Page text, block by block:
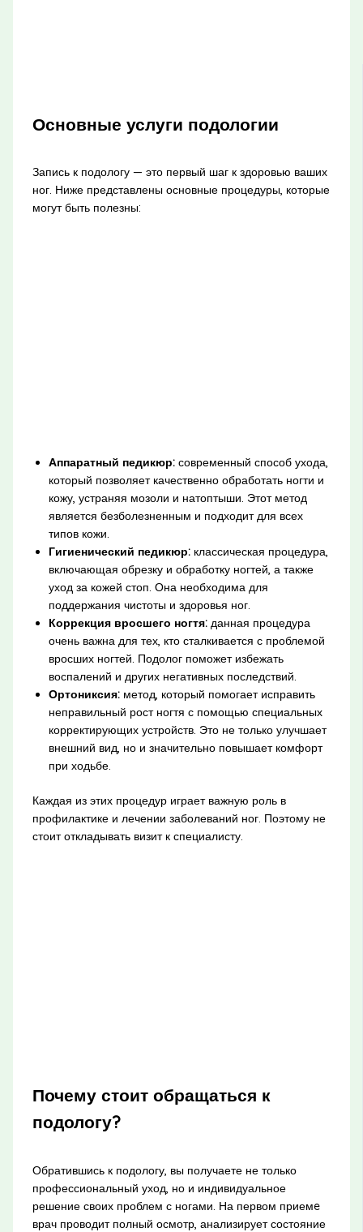
Основные услуги подологии
Запись к подологу — это первый шаг к здоровью ваших
ног. Ниже представлены основные процедуры, которые
могут быть полезны:
Аппаратный педикюр:современный способ ухода,
который позволяет качественно обработать ногти и
кожу, устраняя мозоли и натоптыши. Этот метод
является безболезненным и подходит для всех
типов кожи.
Гигиенический педикюр:классическая процедура,
включающая обрезку и обработку ногтей, а также
уход за кожей стоп. Она необходима для
поддержания чистоты и здоровья ног.
Коррекция вросшего ногтя:данная процедура
очень важна для тех, кто сталкивается с проблемой
вросших ногтей. Подолог поможет избежать
воспалений и других негативных последствий.
Ортониксия:метод, который помогает исправить
неправильный рост ногтя с помощью специальных
корректирующих устройств. Это не только улучшает
внешний вид, но и значительно повышает комфорт
при ходьбе.
Каждая из этих процедур играет важную роль в
профилактике и лечении заболеваний ног. Поэтому не
стоит откладывать визит к специалисту.
Почему стоит обращаться к
подологу?
Обратившись к подологу, вы получаете не только
профессиональный уход, но и индивидуальное
решение своих проблем с ногами. На первом приемe
врач проводит полный осмотр, анализирует состояние